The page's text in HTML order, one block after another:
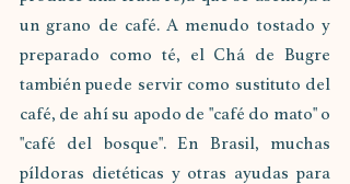
un grano de café. A menudo tostado y
preparado como té, el Chá de Bugre
también puede servir como sustituto del
café, de ahí su apodo de "café do mato" o
"café del bosque". En Brasil, muchas
píldoras dietéticas y otras ayudas para